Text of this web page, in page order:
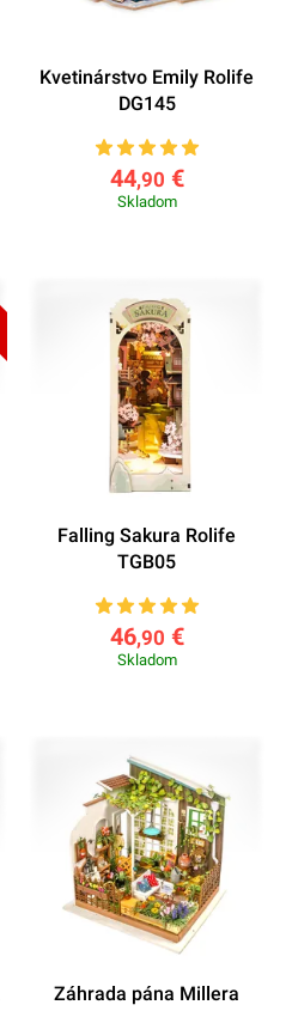
Kvetinárstvo Emily Rolife
DG145
44,90 €
Skladom
Falling Sakura Rolife
TGB05
46,90 €
Skladom
Záhrada pána Millera